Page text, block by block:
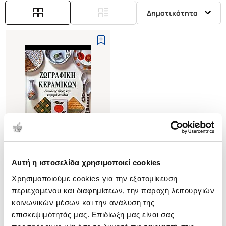
Αυτή η ιστοσελίδα χρησιμοποιεί cookies
Χρησιμοποιούμε cookies για την εξατομίκευση
περιεχομένου και διαφημίσεων, την παροχή λειτουργιών
κοινωνικών μέσων και την ανάλυση της
επισκεψιμότητάς μας. Επιδίωξη μας είναι σας
Δημοτικότητα
(0)
ΖΩΓΡΑΦΙΚΗ ΚΕΡΑΜΙΚΩΝ
ΕΥΚΟΛΕΣ ΙΔΕΕΣ ΚΑΙ ΚΟΜΨΑ
ΣΧΕΔΙΑ
NEAL MOIRA
Κωδ. Πολιτείας:2218-0074